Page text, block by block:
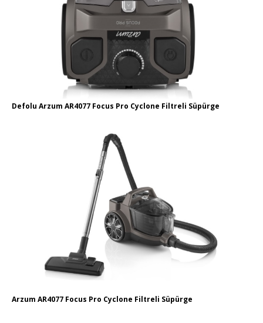
Defolu Arzum AR4077 Focus Pro Cyclone Filtreli Süpürge
Arzum AR4077 Focus Pro Cyclone Filtreli Süpürge